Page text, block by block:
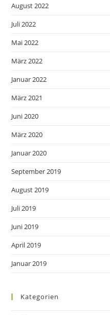
August 2022
Juli 2022
Mai 2022
März 2022
Januar 2022
März 2021
Juni 2020
März 2020
Januar 2020
September 2019
August 2019
Juli 2019
Juni 2019
April 2019
Januar 2019
Kategorien